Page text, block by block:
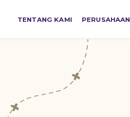
TENTANG KAMI PERUSAHAAN